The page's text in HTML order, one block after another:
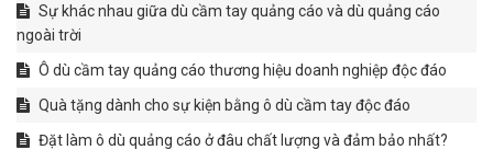
Sự khác nhau giữa dù cầm tay quảng cáo và dù quảng cáo
ngoài trời
Ô dù cầm tay quảng cáo thương hiệu doanh nghiệp độc đáo
Quà tặng dành cho sự kiện bằng ô dù cầm tay độc đáo
Đặt làm ô dù quảng cáo ở đâu chất lượng và đảm bảo nhất?